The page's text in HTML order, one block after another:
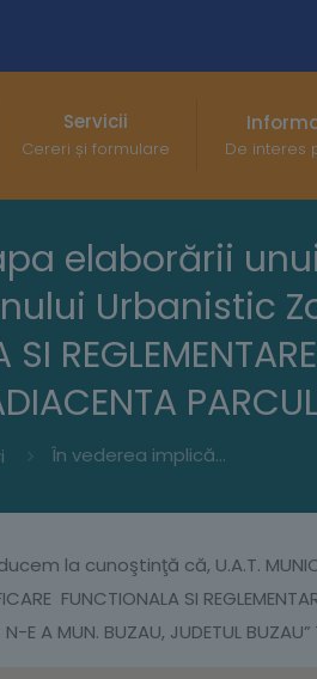
Servicii
Cereri și formulare De interes
elaborării
Urbanistic
În vederea implicării publicului în etapa elaborării unui Plan Urbanistic Zonal, etapa de elaborare a propunerilor Planului Urbanistic Zonal pentru ” ANSAMBLU REZIDENTIAL – ZONIFICARE FUNCTIONALA SI REGLEMENTARE SPECIFICA A SUPRAFETEI DE 28.5 HA DIN TARLAUA 33, ADIACENTA PARCULUI TINERETULUI
la cunoştinţă că, U.A.T.
FUNCTIONALA SI
N-E A MUN. BUZAU, JUDETUL